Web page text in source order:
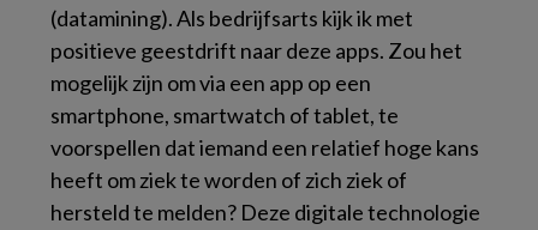
(datamining). Als bedrijfsarts kijk ik met
positieve geestdrift naar deze apps. Zou het
mogelijk zijn om via een app op een
smartphone, smartwatch of tablet, te
voorspellen dat iemand een relatief hoge kans
heeft om ziek te worden of zich ziek of
hersteld te melden? Deze digitale technologie